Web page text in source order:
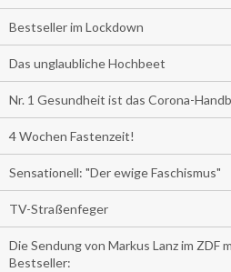
Bestseller im Lockdown
Das unglaubliche Hochbeet
Nr. 1 Gesundheit ist das Corona-
4 Wochen Fastenzeit!
Sensationell: "Der ewige Faschismus"
TV-Straßenfeger
Die Sendung von Markus Lanz im ZDF
Bestseller: